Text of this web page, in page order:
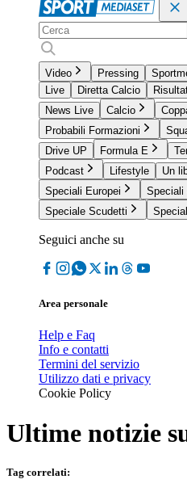
Video Pressing
Live
Diretta Calcio
News Live
Calcio
Probabili Formazioni
Drive UP
Formula E
Podcast
Lifestyle
Un
Speciali Europei
Speciali
Speciale Scudetti
Seguici anche su
Area personale
Help e Faq
Info e contatti
Termini del servizio
Utilizzo dati e privacy
Cookie Policy
Ultime notizie
Tag correlati: